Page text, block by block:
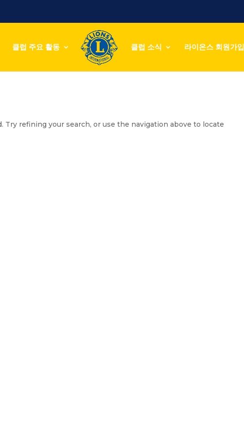
클럽 주요 활동 클럽 소식 라이온스 회원가입
Try refining your search, or use the navigation above to locate